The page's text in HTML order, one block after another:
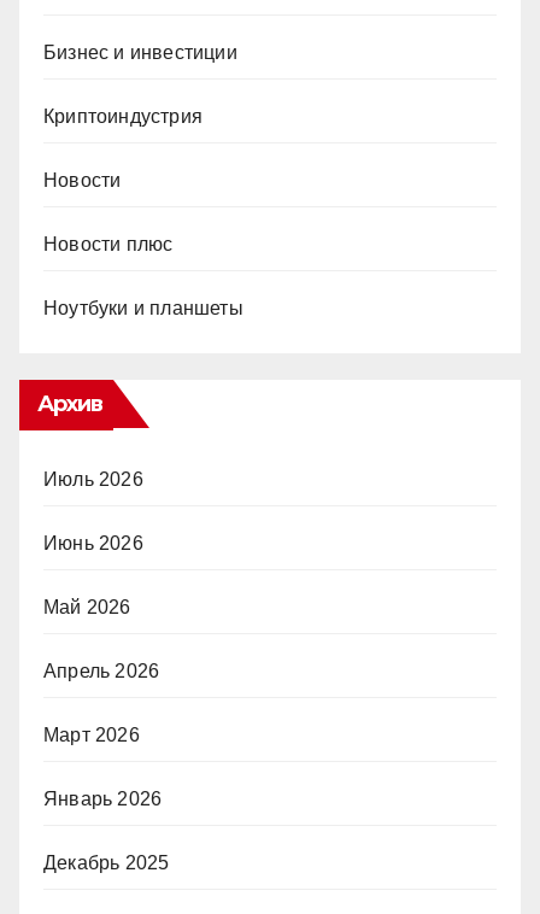
Бизнес и инвестиции
Криптоиндустрия
Новости
Новости плюс
Ноутбуки и планшеты
Архив
Июль 2026
Июнь 2026
Май 2026
Апрель 2026
Март 2026
Январь 2026
Декабрь 2025